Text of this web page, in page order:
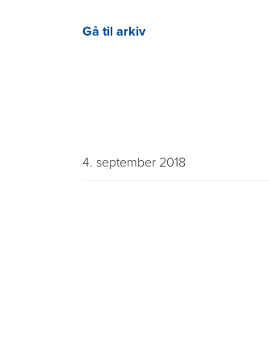
Gå til arkiv
4. september 2018